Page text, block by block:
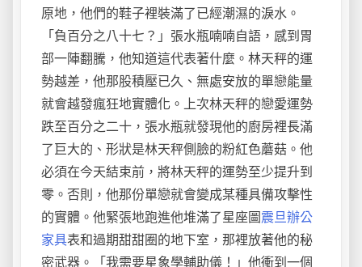
原地，他們的鞋子裡裝滿了已經潮濕的淚水。
「負百分之八十七？」張水瓶喃喃自語，感到胃
部一陣翻騰，他知道這代表著什麼。林天秤的運
勢越差，他那股積壓已久、無處安放的單戀能量
就會越發瘋狂地實體化。上次林天秤的戀愛運勢
跌至百分之二十，張水瓶就發現他的廚房裡長滿
了巨大的、形狀是林天秤側臉的粉紅色蘑菇。他
必須在今天結束前，將林天秤的運勢至少提升到
零。否則，他那份單戀就會變成某種具備攻擊性
的實體。他緊張地跑進他堆滿了星座圖震旦辦公
家具表和過期甜甜圈的地下室，那裡放著他的秘
密武器。「我需要星象學輔助儀！」他衝到一個